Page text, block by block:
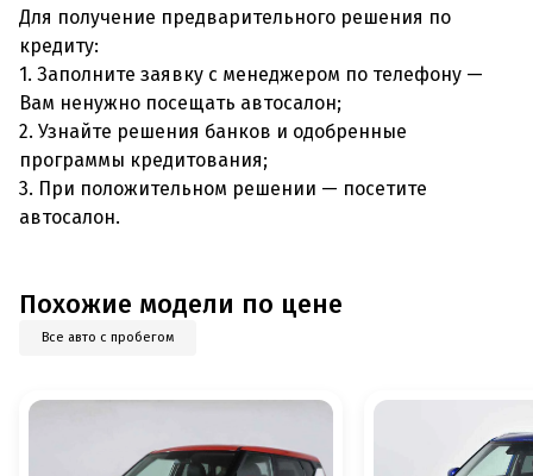
Для получение предварительного решения по
кредиту:
1. Заполните заявку с менеджером по телефону —
Вам ненужно посещать автосалон;
2. Узнайте решения банков и одобренные
программы кредитования;
3. При положительном решении — посетите
автосалон.
Похожие модели по цене
Все авто с пробегом